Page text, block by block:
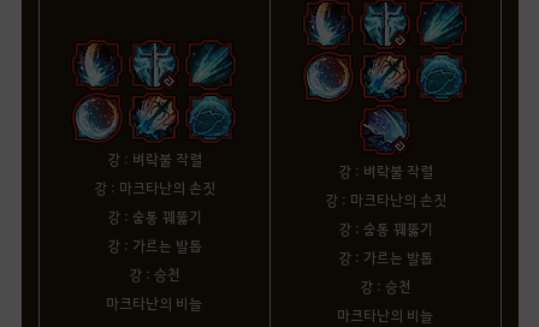
강 : 벼락불 작렬
강 : 마크타난의 손짓
강 : 숨통 꿰뚫기
강 : 가르는 발톱
강 : 승천
마크타난의 비늘
강 : 벼락불 작렬
강 : 마크타난의 손짓
강 : 숨통 꿰뚫기
강 : 가르는 발톱
강 : 승천
마크타난의 비늘